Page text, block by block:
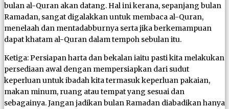
bulan al-Quran akan datang. Hal ini kerana, sepanjang bulan
Ramadan, sangat digalakkan untuk membaca al-Quran,
menelaah dan mentadabburnya serta jika berkemampuan
dapat khatam al-Quran dalam tempoh sebulan itu.
Ketiga: Persiapan harta dan bekalan iaitu pasti kita melakukan
persediaan awal dengan mempersiapkan dari sudut
keperluan untuk ibadah kita termasuk keperluan pakaian,
makan minum, ruang atau tempat yang sesuai dan
sebagainya. Jangan jadikan bulan Ramadan diabadikan hanya